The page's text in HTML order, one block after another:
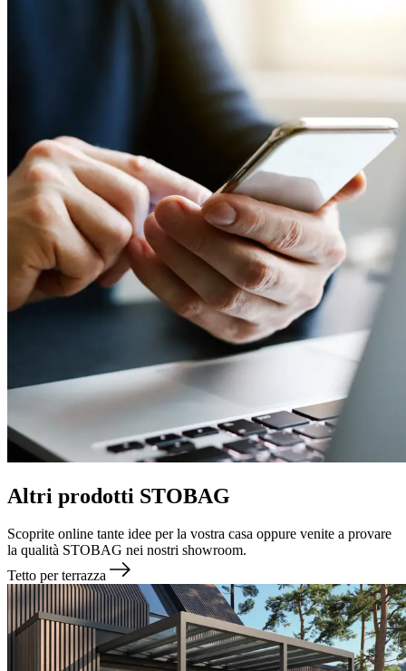
Altri prodotti STOBAG
Scoprite online tante idee per la vostra casa oppure venite a provare
la qualità STOBAG nei nostri showroom.
Tetto per terrazza